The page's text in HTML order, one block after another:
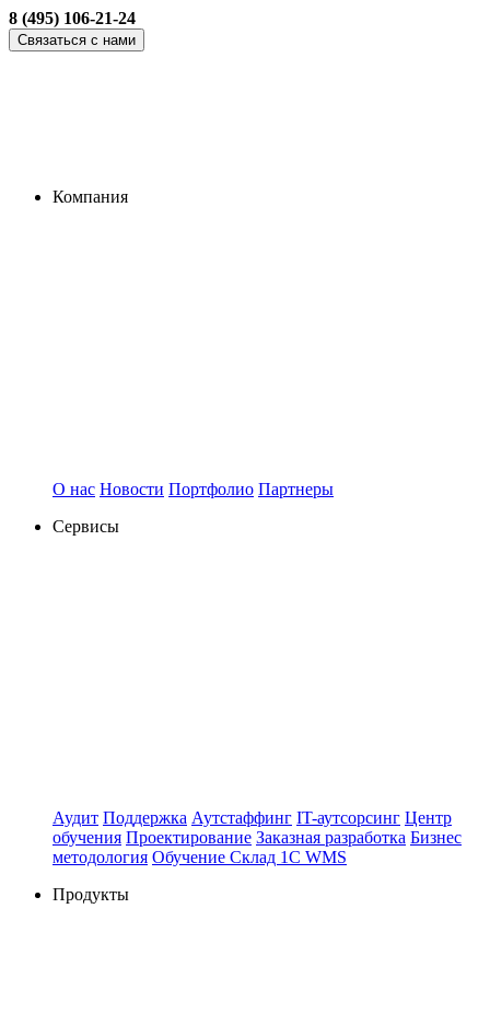
8 (495) 106-21-24
Связаться с нами
Компания
О нас Новости Портфолио Партнеры
Сервисы
Аудит Поддержка Аутстаффинг IT-аутсорсинг Центр
обучения Проектирование Заказная разработка Бизнес
методология Обучение Склад 1С WMS
Продукты